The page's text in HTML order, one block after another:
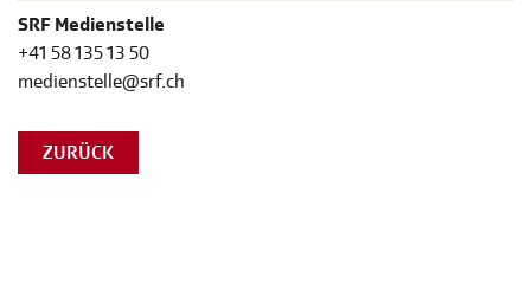
SRF Medienstelle
+41 58 135 13 50
medienstelle@srf.ch
ZURÜCK